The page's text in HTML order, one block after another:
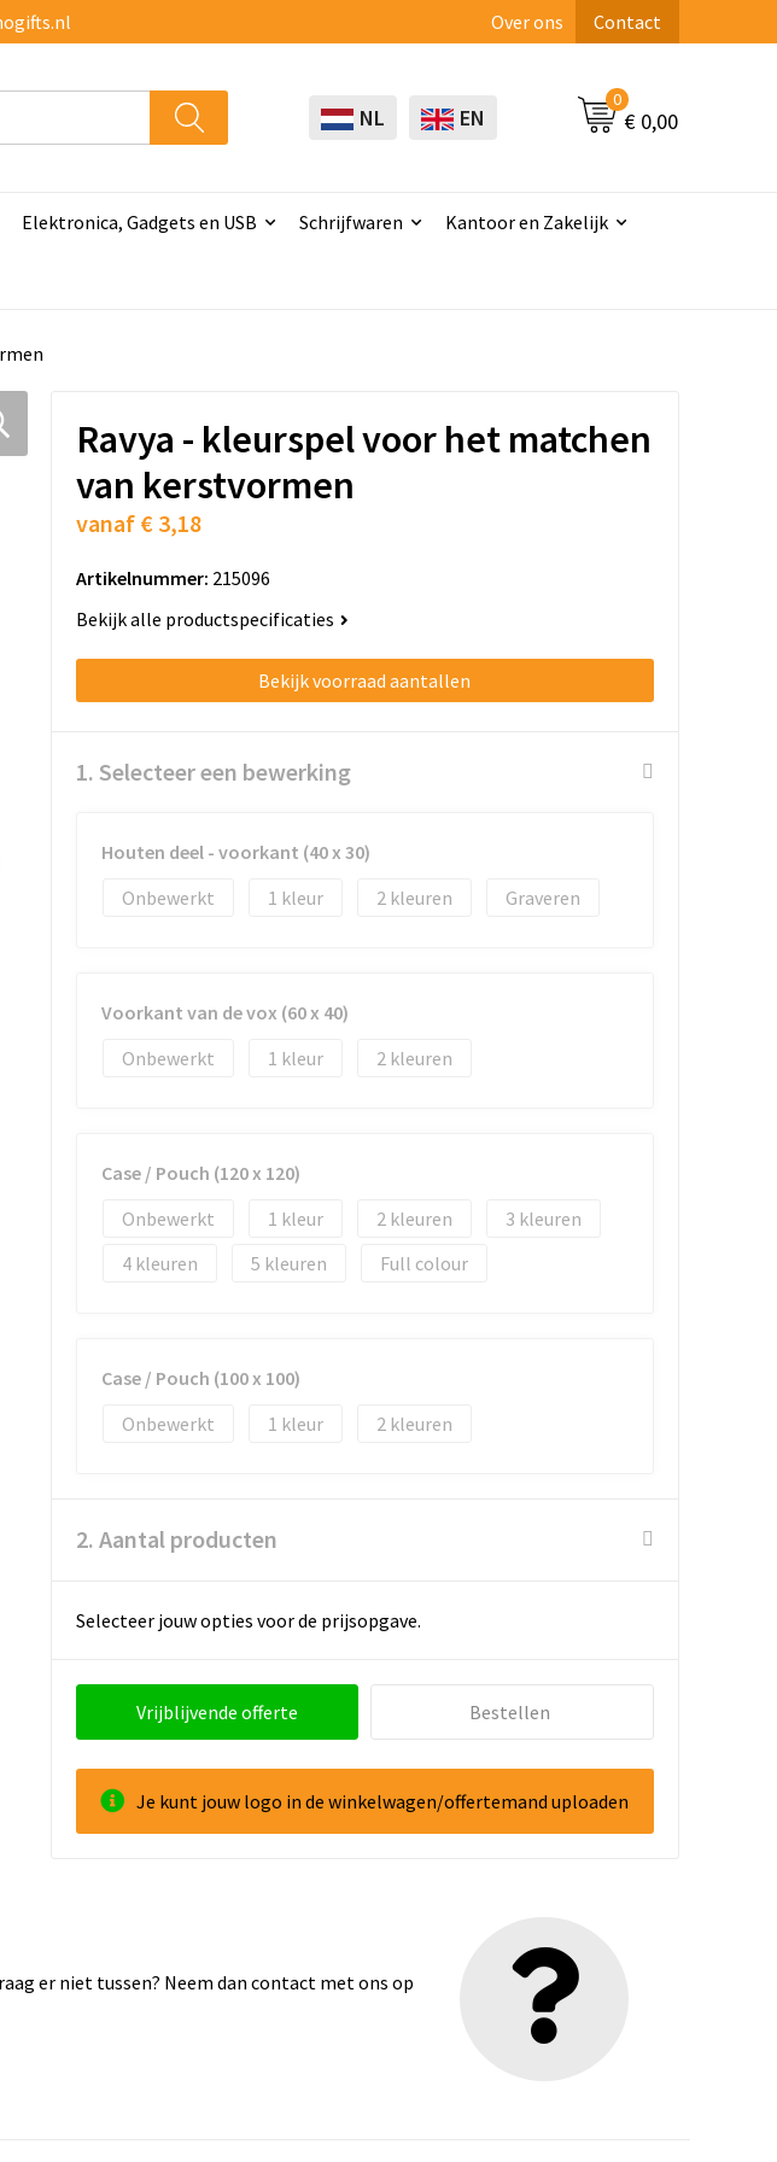
Over ons Contact
NL EN
0
€ 0,00
Elektronica, Gadgets en USB Schrijfwaren Kantoor en Zakelijk
Ravya - kleurspel voor het matchen
van kerstvormen
vanaf € 3,18
Artikelnummer: 215096
Bekijk alle productspecificaties
Bekijk voorraad aantallen
1. Selecteer een bewerking
Houten deel - voorkant (40 x 30)
Onbewerkt
1 2 Graveren
Voorkant van de vox (60 x 40)
Onbewerkt
1 2
Case / Pouch (120 x 120)
Onbewerkt
1 2
3
4
5 Full colour
Case / Pouch (100 x 100)
Onbewerkt
1 2
2. Aantal producten
Selecteer jouw opties voor de prijsopgave.
Vrijblijvende offerte Bestellen
Je kunt jouw logo in de winkelwagen/offertemand uploaden
er niet tussen? Neem dan contact met ons op